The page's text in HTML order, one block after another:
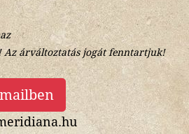
Az árváltoztatás jogát fenntartjuk!